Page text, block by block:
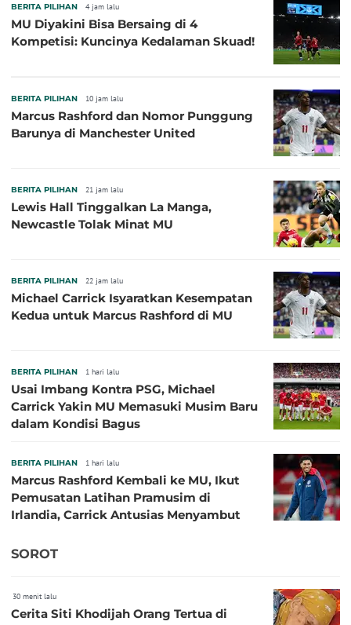
BERITA PILIHAN 4 jam lalu
MU Diyakini Bisa Bersaing di 4
Kompetisi: Kuncinya Kedalaman Skuad!
BERITA PILIHAN 10 jam lalu
Marcus Rashford dan Nomor Punggung
Barunya di Manchester United
BERITA PILIHAN 21 jam lalu
Lewis Hall Tinggalkan La Manga,
Newcastle Tolak Minat MU
BERITA PILIHAN 22 jam lalu
Michael Carrick Isyaratkan Kesempatan
Kedua untuk Marcus Rashford di MU
BERITA PILIHAN 1 hari lalu
Usai Imbang Kontra PSG, Michael
Carrick Yakin MU Memasuki Musim Baru
dalam Kondisi Bagus
BERITA PILIHAN 1 hari lalu
Marcus Rashford Kembali ke MU, Ikut
Pemusatan Latihan Pramusim di
Irlandia, Carrick Antusias Menyambut
SOROT
30 menit lalu
Cerita Siti Khodijah Orang Tertua di